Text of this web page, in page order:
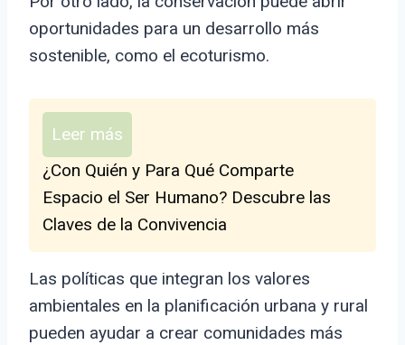
oportunidades para un desarrollo más
sostenible, como el ecoturismo.
Leer más
¿Con Quién y Para Qué Comparte
Espacio el Ser Humano? Descubre las
Claves de la Convivencia
Las políticas que integran los valores
ambientales en la planificación urbana y rural
pueden ayudar a crear comunidades más